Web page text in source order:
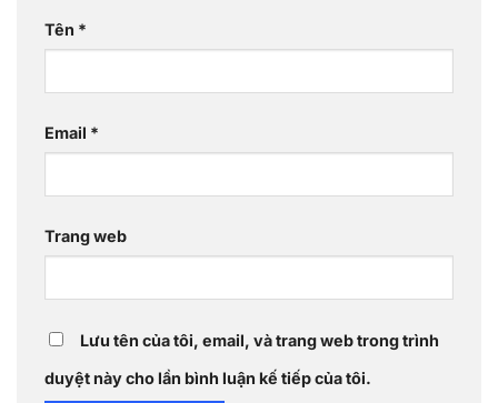
Tên *
Email *
Trang web
Lưu tên của tôi, email, và trang web trong trình
duyệt này cho lần bình luận kế tiếp của tôi.